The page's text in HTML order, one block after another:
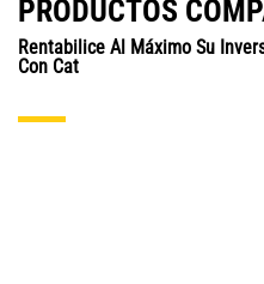
PRODUCTOS
Rentabilice Al Máximo Su
Con Cat